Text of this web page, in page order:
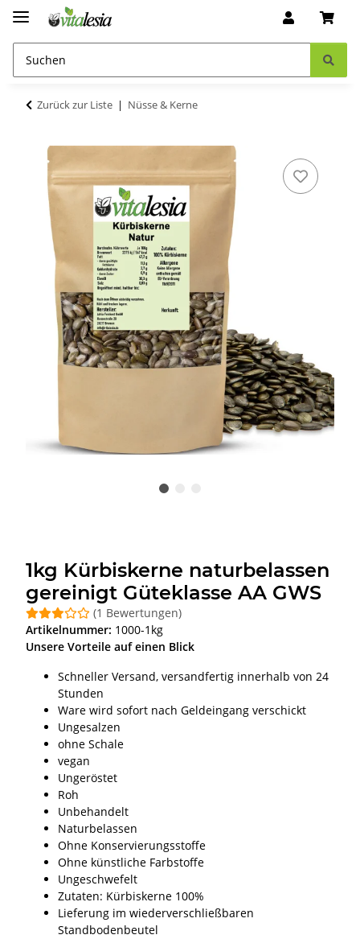
Zurück zur Liste Nüsse & Kerne
1kg Kürbiskerne naturbelassen
gereinigt Güteklasse AA GWS
(1 Bewertungen)
Artikelnummer: 1000-1kg
Unsere Vorteile auf einen Blick
Schneller Versand, versandfertig innerhalb von 24
Stunden
Ware wird sofort nach Geldeingang verschickt
Ungesalzen
ohne Schale
vegan
Ungeröstet
Roh
Unbehandelt
Naturbelassen
Ohne Konservierungsstoffe
Ohne künstliche Farbstoffe
Ungeschwefelt
Zutaten: Kürbiskerne 100%
Lieferung im wiederverschließbaren
Standbodenbeutel